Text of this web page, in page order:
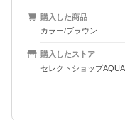
購入した商品
カラー/ブラウン
購入したストア
セレクトショップ